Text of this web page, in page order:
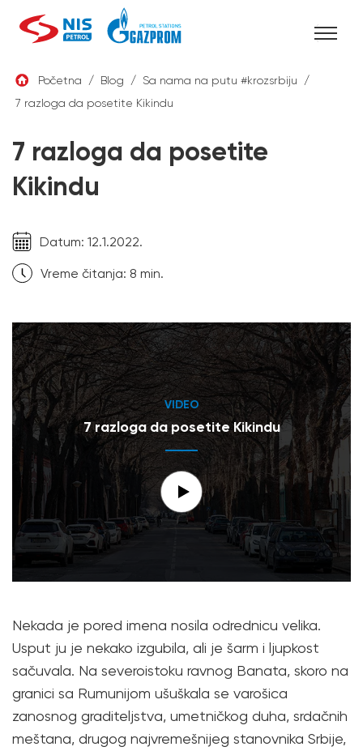
Skip
content
Početna / Blog / Sa nama na putu #krozsrbiju
/
7 razloga da posetite Kikindu
7 razloga da posetite
Kikindu
Datum: 12.1.2022.
Vreme čitanja: 8 min.
VIDEO
7 razloga da posetite Kikindu
Nekada je pored imena nosila odrednicu velika.
Usput ju je nekako izgubila, ali je šarm i ljupkost
sačuvala. Na severoistoku ravnog Banata, skoro na
granici sa Rumunijom ušuškala se varošica
zanosnog graditeljstva, umetničkog duha, srdačnih
meštana, drugog najvremešnijeg stanovnika Srbije,